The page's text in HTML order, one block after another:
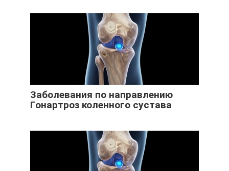
Заболевания по направлению
Гонартроз коленного сустава